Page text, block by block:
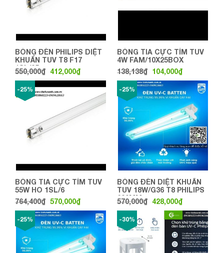
BÓNG ĐÈN PHILIPS DIỆT
KHUẨN TUV T8 F17
1SL/25
550,000₫ 412,000₫
BÓNG TIA CỰC TÍM TUV
4W FAM/10X25BOX
138,138₫ 104,000₫
-25%
BÓNG TIA CỰC TÍM TUV
55W HO 1SL/6
764,400₫ 570,000₫
-25%
BÓNG ĐÈN DIỆT KHUẨN
TUV 18W/G36 T8 PHILIPS
600MM
570,000₫ 428,000₫
-25% -30%